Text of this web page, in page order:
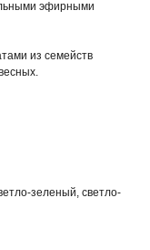
эфирными
из семейств
зеленый, светло-